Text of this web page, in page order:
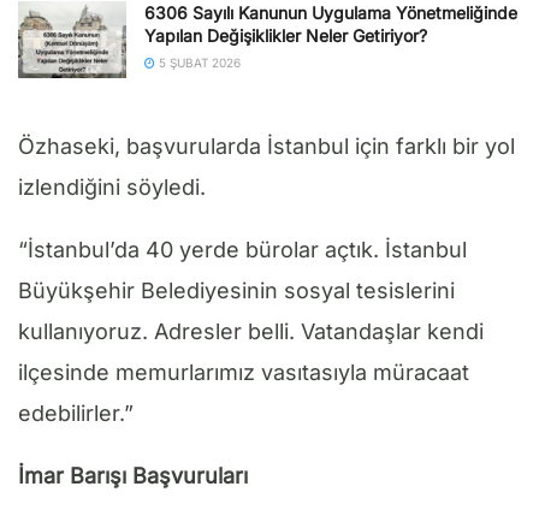
6306 Sayılı Kanunun Uygulama Yönetmeliğinde
Yapılan Değişiklikler Neler Getiriyor?
5 ŞUBAT 2026
Özhaseki, başvurularda İstanbul için farklı bir yol
izlendiğini söyledi.
“İstanbul’da 40 yerde bürolar açtık. İstanbul
Büyükşehir Belediyesinin sosyal tesislerini
kullanıyoruz. Adresler belli. Vatandaşlar kendi
ilçesinde memurlarımız vasıtasıyla müracaat
edebilirler.”
İmar Barışı Başvuruları